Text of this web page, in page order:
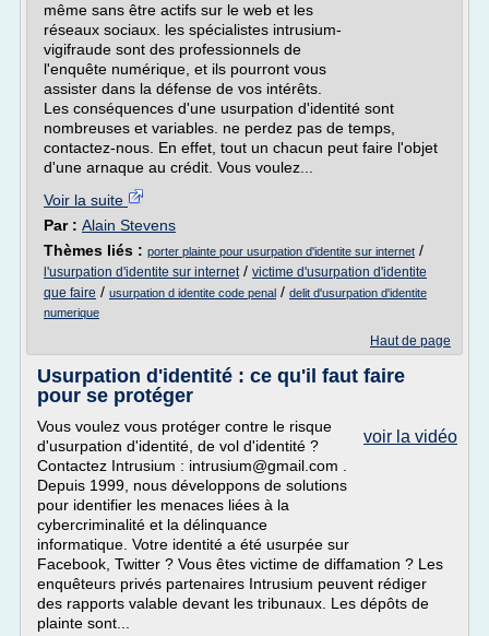
même sans être actifs sur le web et les
réseaux sociaux. les spécialistes intrusium-
vigifraude sont des professionnels de
l'enquête numérique, et ils pourront vous
assister dans la défense de vos intérêts.
Les conséquences d'une usurpation d'identité sont
nombreuses et variables. ne perdez pas de temps,
contactez-nous. En effet, tout un chacun peut faire l'objet
d'une arnaque au crédit. Vous voulez...
Voir la suite
Par : Alain Stevens
Thèmes liés : porter plainte pour usurpation d'identite sur internet /
l'usurpation d'identite sur internet/ victime d'usurpation d'identite
que faire / usurpation d identite code penal / delit d'usurpation d'identite
numerique
Haut de page
Usurpation d'identité : ce qu'il faut faire
pour se protéger
voir la vidéo
Vous voulez vous protéger contre le risque
d'usurpation d'identité, de vol d'identité ?
Contactez Intrusium : intrusium@gmail.com .
Depuis 1999, nous développons de solutions
pour identifier les menaces liées à la
cybercriminalité et la délinquance
informatique. Votre identité a été usurpée sur
Facebook, Twitter ? Vous êtes victime de diffamation ? Les
enquêteurs privés partenaires Intrusium peuvent rédiger
des rapports valable devant les tribunaux. Les dépôts de
plainte sont...